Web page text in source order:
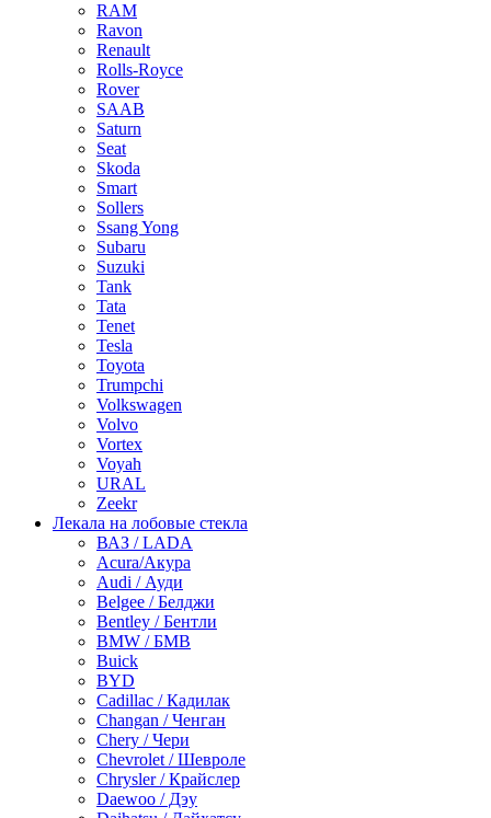
RAM
Ravon
Renault
Rolls-Royce
Rover
SAAB
Saturn
Seat
Skoda
Smart
Sollers
Ssang Yong
Subaru
Suzuki
Tank
Tata
Tenet
Tesla
Toyota
Trumpchi
Volkswagen
Volvo
Vortex
Voyah
URAL
Zeekr
Лекала на лобовые стекла
ВАЗ / LADA
Acura/Акура
Audi / Ауди
Belgee / Белджи
Bentley / Бентли
BMW / БМВ
Buick
BYD
Cadillac / Кадилак
Changan / Ченган
Chery / Чери
Chevrolet / Шевроле
Chrysler / Крайслер
Daewoo / Дэу